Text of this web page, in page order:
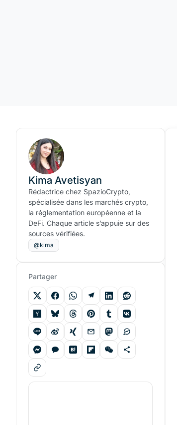
Kima Avetisyan
Rédactrice chez SpazioCrypto,
spécialisée dans les marchés crypto,
la réglementation européenne et la
DeFi. Chaque article s’appuie sur des
sources vérifiées.
@kima
Partager